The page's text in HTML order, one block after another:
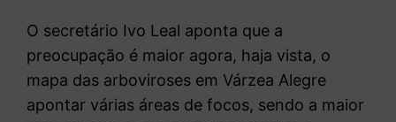
O secretário Ivo Leal aponta que a
preocupação é maior agora, haja vista, o
mapa das arboviroses em Várzea Alegre
apontar várias áreas de focos, sendo a maior